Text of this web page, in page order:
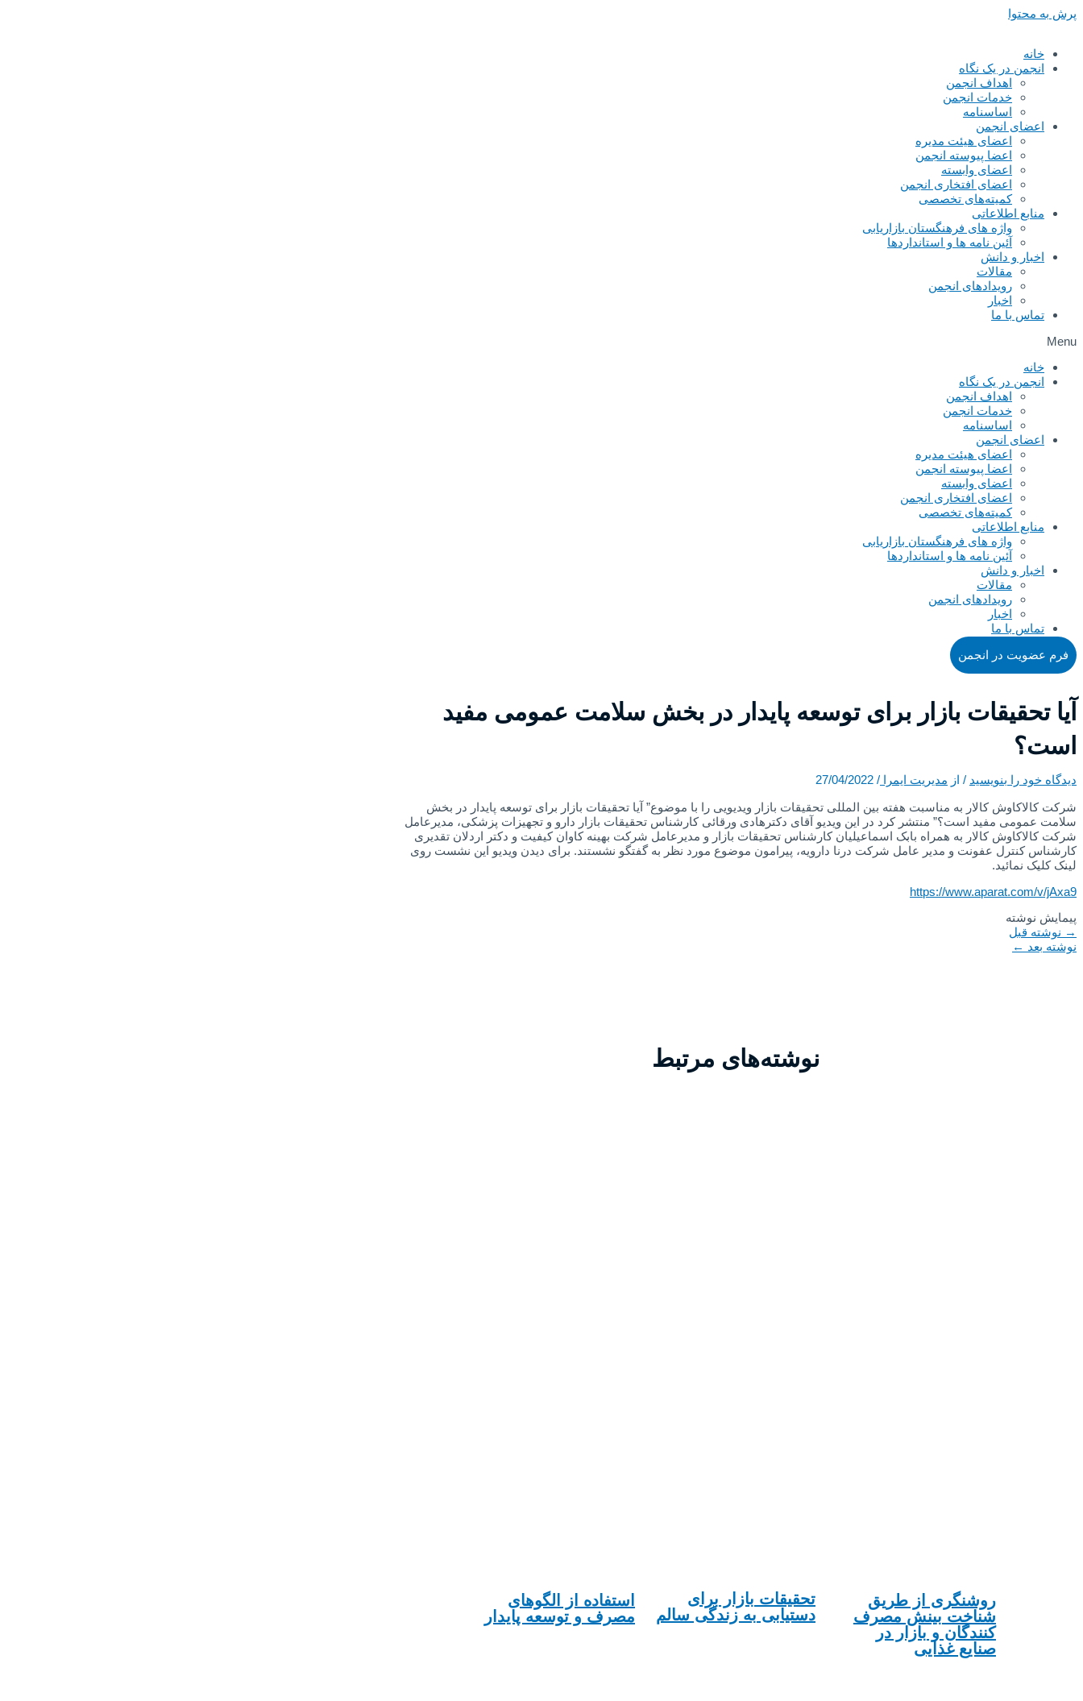
پرش به محتوا
خانه
انجمن در یک نگاه
اهداف انجمن
خدمات انجمن
اساسنامه
اعضای انجمن
اعضای هیئت مدیره
اعضا پیوسته انجمن
اعضای وابسته
اعضای افتخاری انجمن
کمیته‌های تخصصی
منابع اطلاعاتی
واژه های فرهنگستان بازاریابی
آئین نامه ها و استانداردها
اخبار و دانش
مقالات
رویدادهای انجمن
اخبار
تماس با ما
Menu
خانه
انجمن در یک نگاه
اهداف انجمن
خدمات انجمن
اساسنامه
اعضای انجمن
اعضای هیئت مدیره
اعضا پیوسته انجمن
اعضای وابسته
اعضای افتخاری انجمن
کمیته‌های تخصصی
منابع اطلاعاتی
واژه های فرهنگستان بازاریابی
آئین نامه ها و استانداردها
اخبار و دانش
مقالات
رویدادهای انجمن
اخبار
تماس با ما
فرم عضویت در انجمن
آیا تحقیقات بازار برای توسعه پایدار در بخش سلامت عمومی مفید
است؟
دیدگاه‌ خود را بنویسید / از مدیریت ایمرا /
27/04/2022
شرکت کالاکاوش کالار به مناسبت هفته بین المللی تحقیقات بازار ویدیویی را با موضوع” آیا تحقیقات بازار برای توسعه پایدار در بخش
سلامت عمومی مفید است؟” منتشر کرد در این ویدیو آقای دکترهادی ورقائی کارشناس تحقیقات بازار دارو و تجهیزات پزشکی، مدیرعامل
شرکت کالاکاوش کالار به همراه بابک اسماعیلیان کارشناس تحقیقات بازار و مدیرعامل شرکت بهینه کاوان کیفیت و دکتر اردلان تقدیری
کارشناس کنترل عفونت و مدیر عامل شرکت درنا دارویه، پیرامون موضوع مورد نظر به گفتگو نشستند. برای دیدن ویدیو این نشست روی
لینک کلیک نمائید.
https://www.aparat.com/v/jAxa9
پیمایش نوشته
→ نوشته قبل
نوشته بعد ←
نوشته‌های مرتبط
روشنگری از طریق
شناخت بینش مصرف
کنندگان و بازار در
صنایع غذایی
تحقیقات بازار برای
دستیابی به زندگی سالم
استفاده از الگوهای
مصرف و توسعه پایدار